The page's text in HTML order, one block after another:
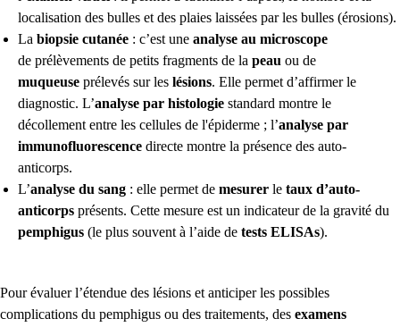
localisation des bulles et des plaies laissées par les bulles (érosions).
La biopsie cutanée : c’est une analyse au microscope
de prélèvements de petits fragments de la peau ou de
muqueuse prélevés sur les lésions. Elle permet d’affirmer le
diagnostic. L’analyse par histologie standard montre le
décollement entre les cellules de l'épiderme ; l’analyse par
immunofluorescence directe montre la présence des auto-
anticorps.
L’analyse du sang : elle permet de mesurer le taux d’auto-
anticorps présents. Cette mesure est un indicateur de la gravité du
pemphigus (le plus souvent à l’aide de tests ELISAs).
Pour évaluer l’étendue des lésions et anticiper les possibles
complications du pemphigus ou des traitements, des examens